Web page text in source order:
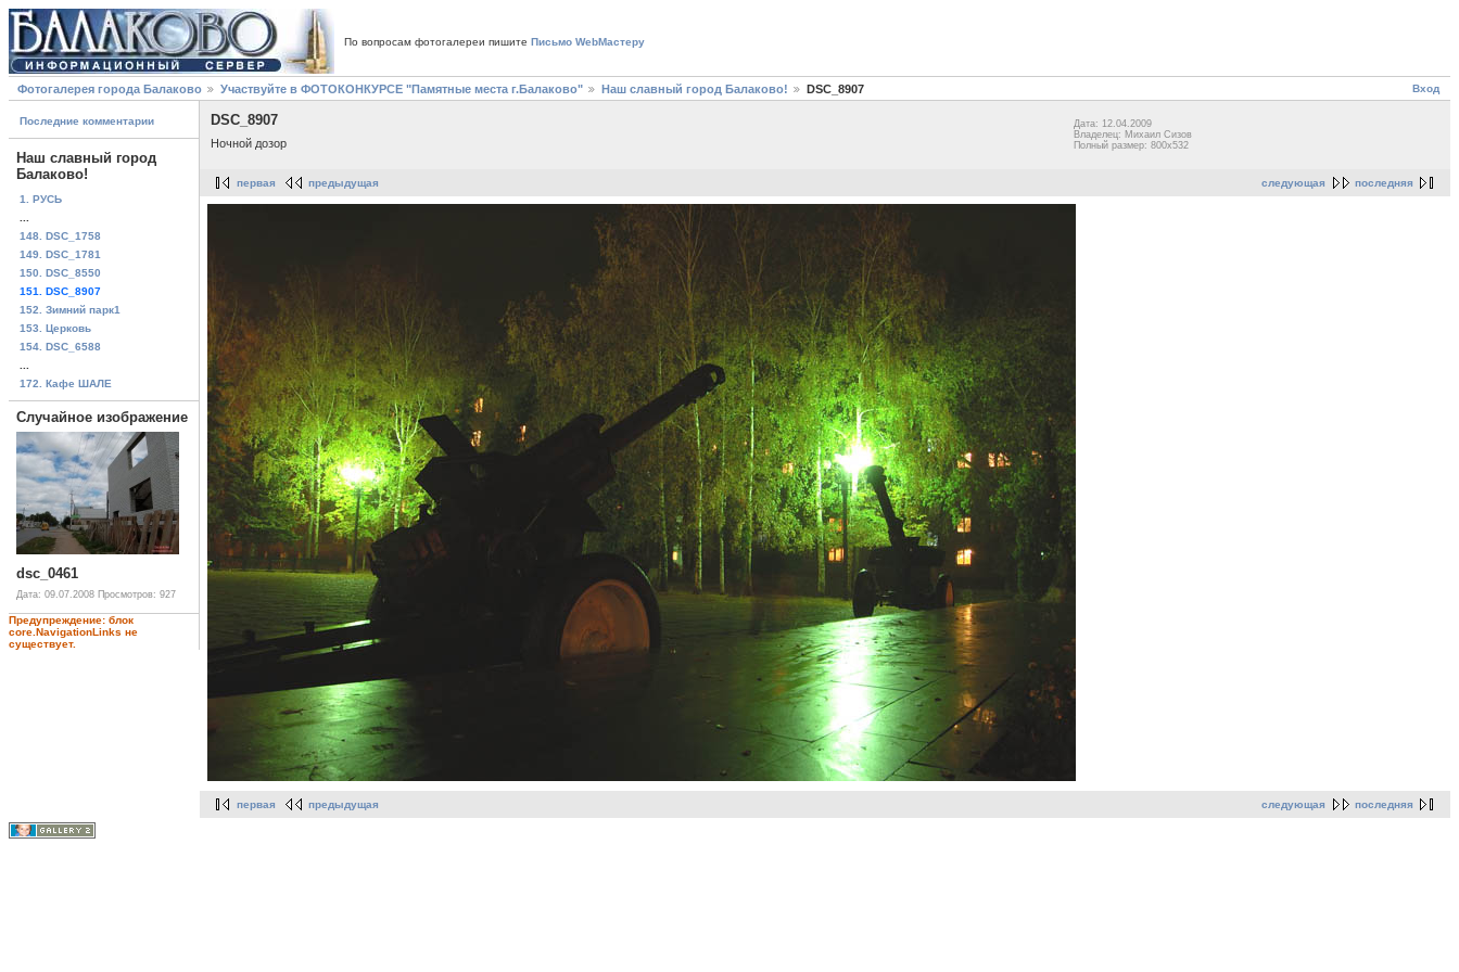
По вопросам фотогалереи пишите Письмо WebМастеру
Вход
Фотогалерея города Балаково Участвуйте в ФОТОКОНКУРСЕ "Памятные места г.Балаково" Наш славный город Балаково! DSC_8907
Последние комментарии
Наш славный город
Балаково!
1. РУСЬ
148. DSC_1758
149. DSC_1781
150. DSC_8550
151. DSC_8907
152. Зимний парк1
153. Церковь
154. DSC_6588
172. Кафе ШАЛЕ
Случайное изображение
dsc_0461
Дата: 09.07.2008 Просмотров: 927
Предупреждение: блок
core.NavigationLinks не
существует.
DSC_8907
Ночной дозор
Дата: 12.04.2009
Владелец: Михаил Сизов
Полный размер: 800x532
следующая последняя
первая предыдущая
следующая последняя
первая предыдущая